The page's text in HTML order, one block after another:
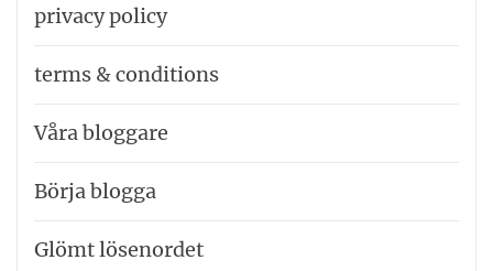
privacy policy
terms & conditions
Våra bloggare
Börja blogga
Glömt lösenordet